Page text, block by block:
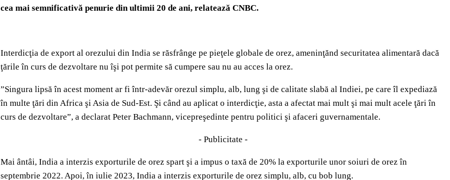
cea mai semnificativă penurie din ultimii 20 de ani, relatează CNBC.
Interdicţia de export al orezului din India se răsfrânge pe pieţele globale de orez, ameninţănd securitatea alimentară dacă
ţările în curs de dezvoltare nu îşi pot permite să cumpere sau nu au acces la orez.
”Singura lipsă în acest moment ar fi într-adevăr orezul simplu, alb, lung şi de calitate slabă al Indiei, pe care îl expediază
în multe ţări din Africa şi Asia de Sud-Est. Şi când au aplicat o interdicţie, asta a afectat mai mult şi mai mult acele ţări în
curs de dezvoltare”, a declarat Peter Bachmann, vicepreşedinte pentru politici şi afaceri guvernamentale.
- Publicitate -
Mai ântâi, India a interzis exporturile de orez spart şi a impus o taxă de 20% la exporturile unor soiuri de orez în
septembrie 2022. Apoi, în iulie 2023, India a interzis exporturile de orez simplu, alb, cu bob lung.